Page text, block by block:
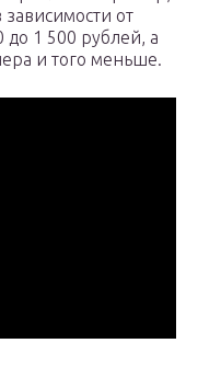
от
до 1 500 рублей, а
и того меньше.